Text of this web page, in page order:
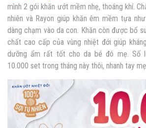
mình 2 gói khăn ướt mềm nhẹ, thoáng khí.
nhiên và Rayon giúp khăn êm mềm tựa
dàng chạm vào da con. Khăn còn được bổ
chất cao cấp của vùng nhiệt đới giúp
dưỡng ẩm rất tốt cho da bé đó mẹ. Số
10.000 set trong tháng này thôi, nhanh tay